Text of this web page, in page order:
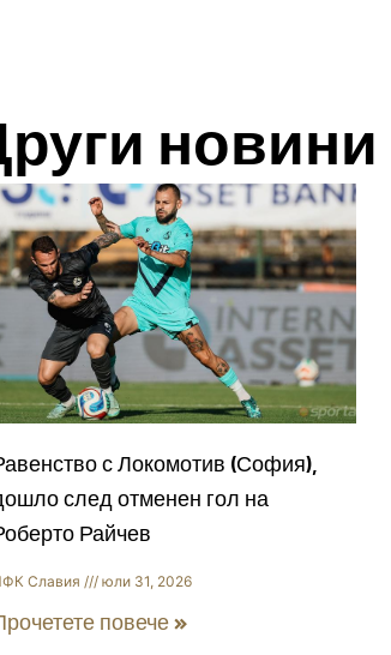
новини
с Локомотив (София),
след отменен гол на
Райчев
Славия юли 31, 2026
повече »